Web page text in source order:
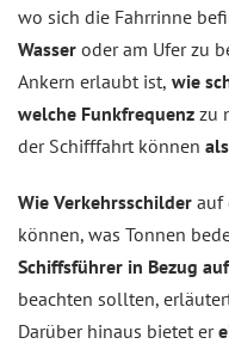
wo sich die Fahrrinne
Wasser oder am Ufer zu
Ankern erlaubt ist, wie
welche Funkfrequenz zu
der Schifffahrt können
Wie Verkehrsschilder auf
können, was Tonnen
Schiffsführer in Bezug
beachten sollten,
Darüber hinaus bietet er